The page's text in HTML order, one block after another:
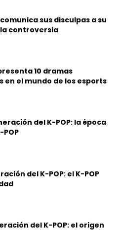
sus disculpas a su
controversia
10 dramas
en el mundo de los esports
del K-POP: la época
del K-POP: el K-POP
del K-POP: el origen